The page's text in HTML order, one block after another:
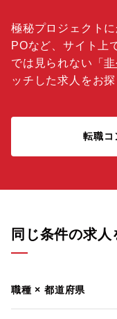
極秘プロジェクト
POなど、サイト上
では見られない「
ッチした求人をお探
転職コ
同じ条件の求人
職種 × 都道府県